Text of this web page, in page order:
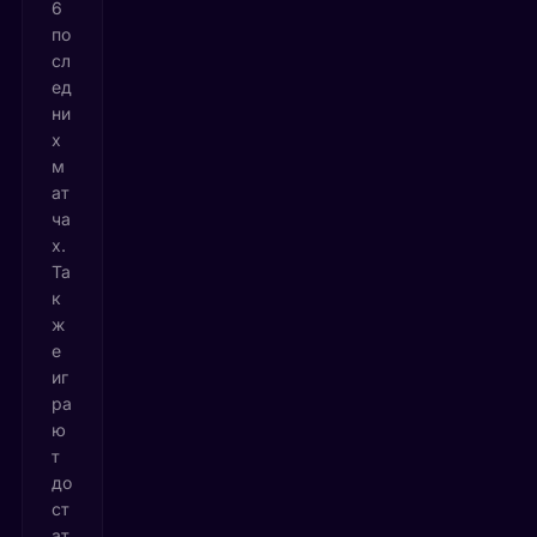
6
по
сл
ед
ни
х
м
ат
ча
х.
Та
к
ж
е
иг
ра
ю
т
до
ст